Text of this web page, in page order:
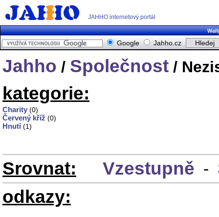
JAHHO internetový portál
Google Jahho.cz
Jahho / Společnost /
kategorie:
Charity (0)
Červený kříž (0)
Hnutí (1)
Srovnat: Vzestupně -
odkazy: